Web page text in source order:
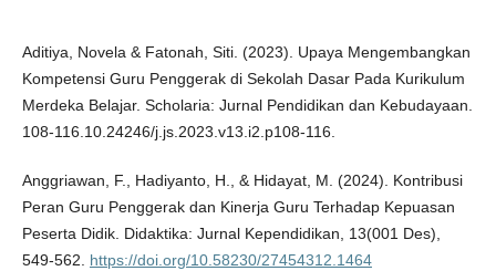
Aditiya, Novela & Fatonah, Siti. (2023). Upaya Mengembangkan
Kompetensi Guru Penggerak di Sekolah Dasar Pada Kurikulum
Merdeka Belajar. Scholaria: Jurnal Pendidikan dan Kebudayaan.
108-116.10.24246/j.js.2023.v13.i2.p108-116.
Anggriawan, F., Hadiyanto, H., & Hidayat, M. (2024). Kontribusi
Peran Guru Penggerak dan Kinerja Guru Terhadap Kepuasan
Peserta Didik. Didaktika: Jurnal Kependidikan, 13(001 Des),
549-562. https://doi.org/10.58230/27454312.1464